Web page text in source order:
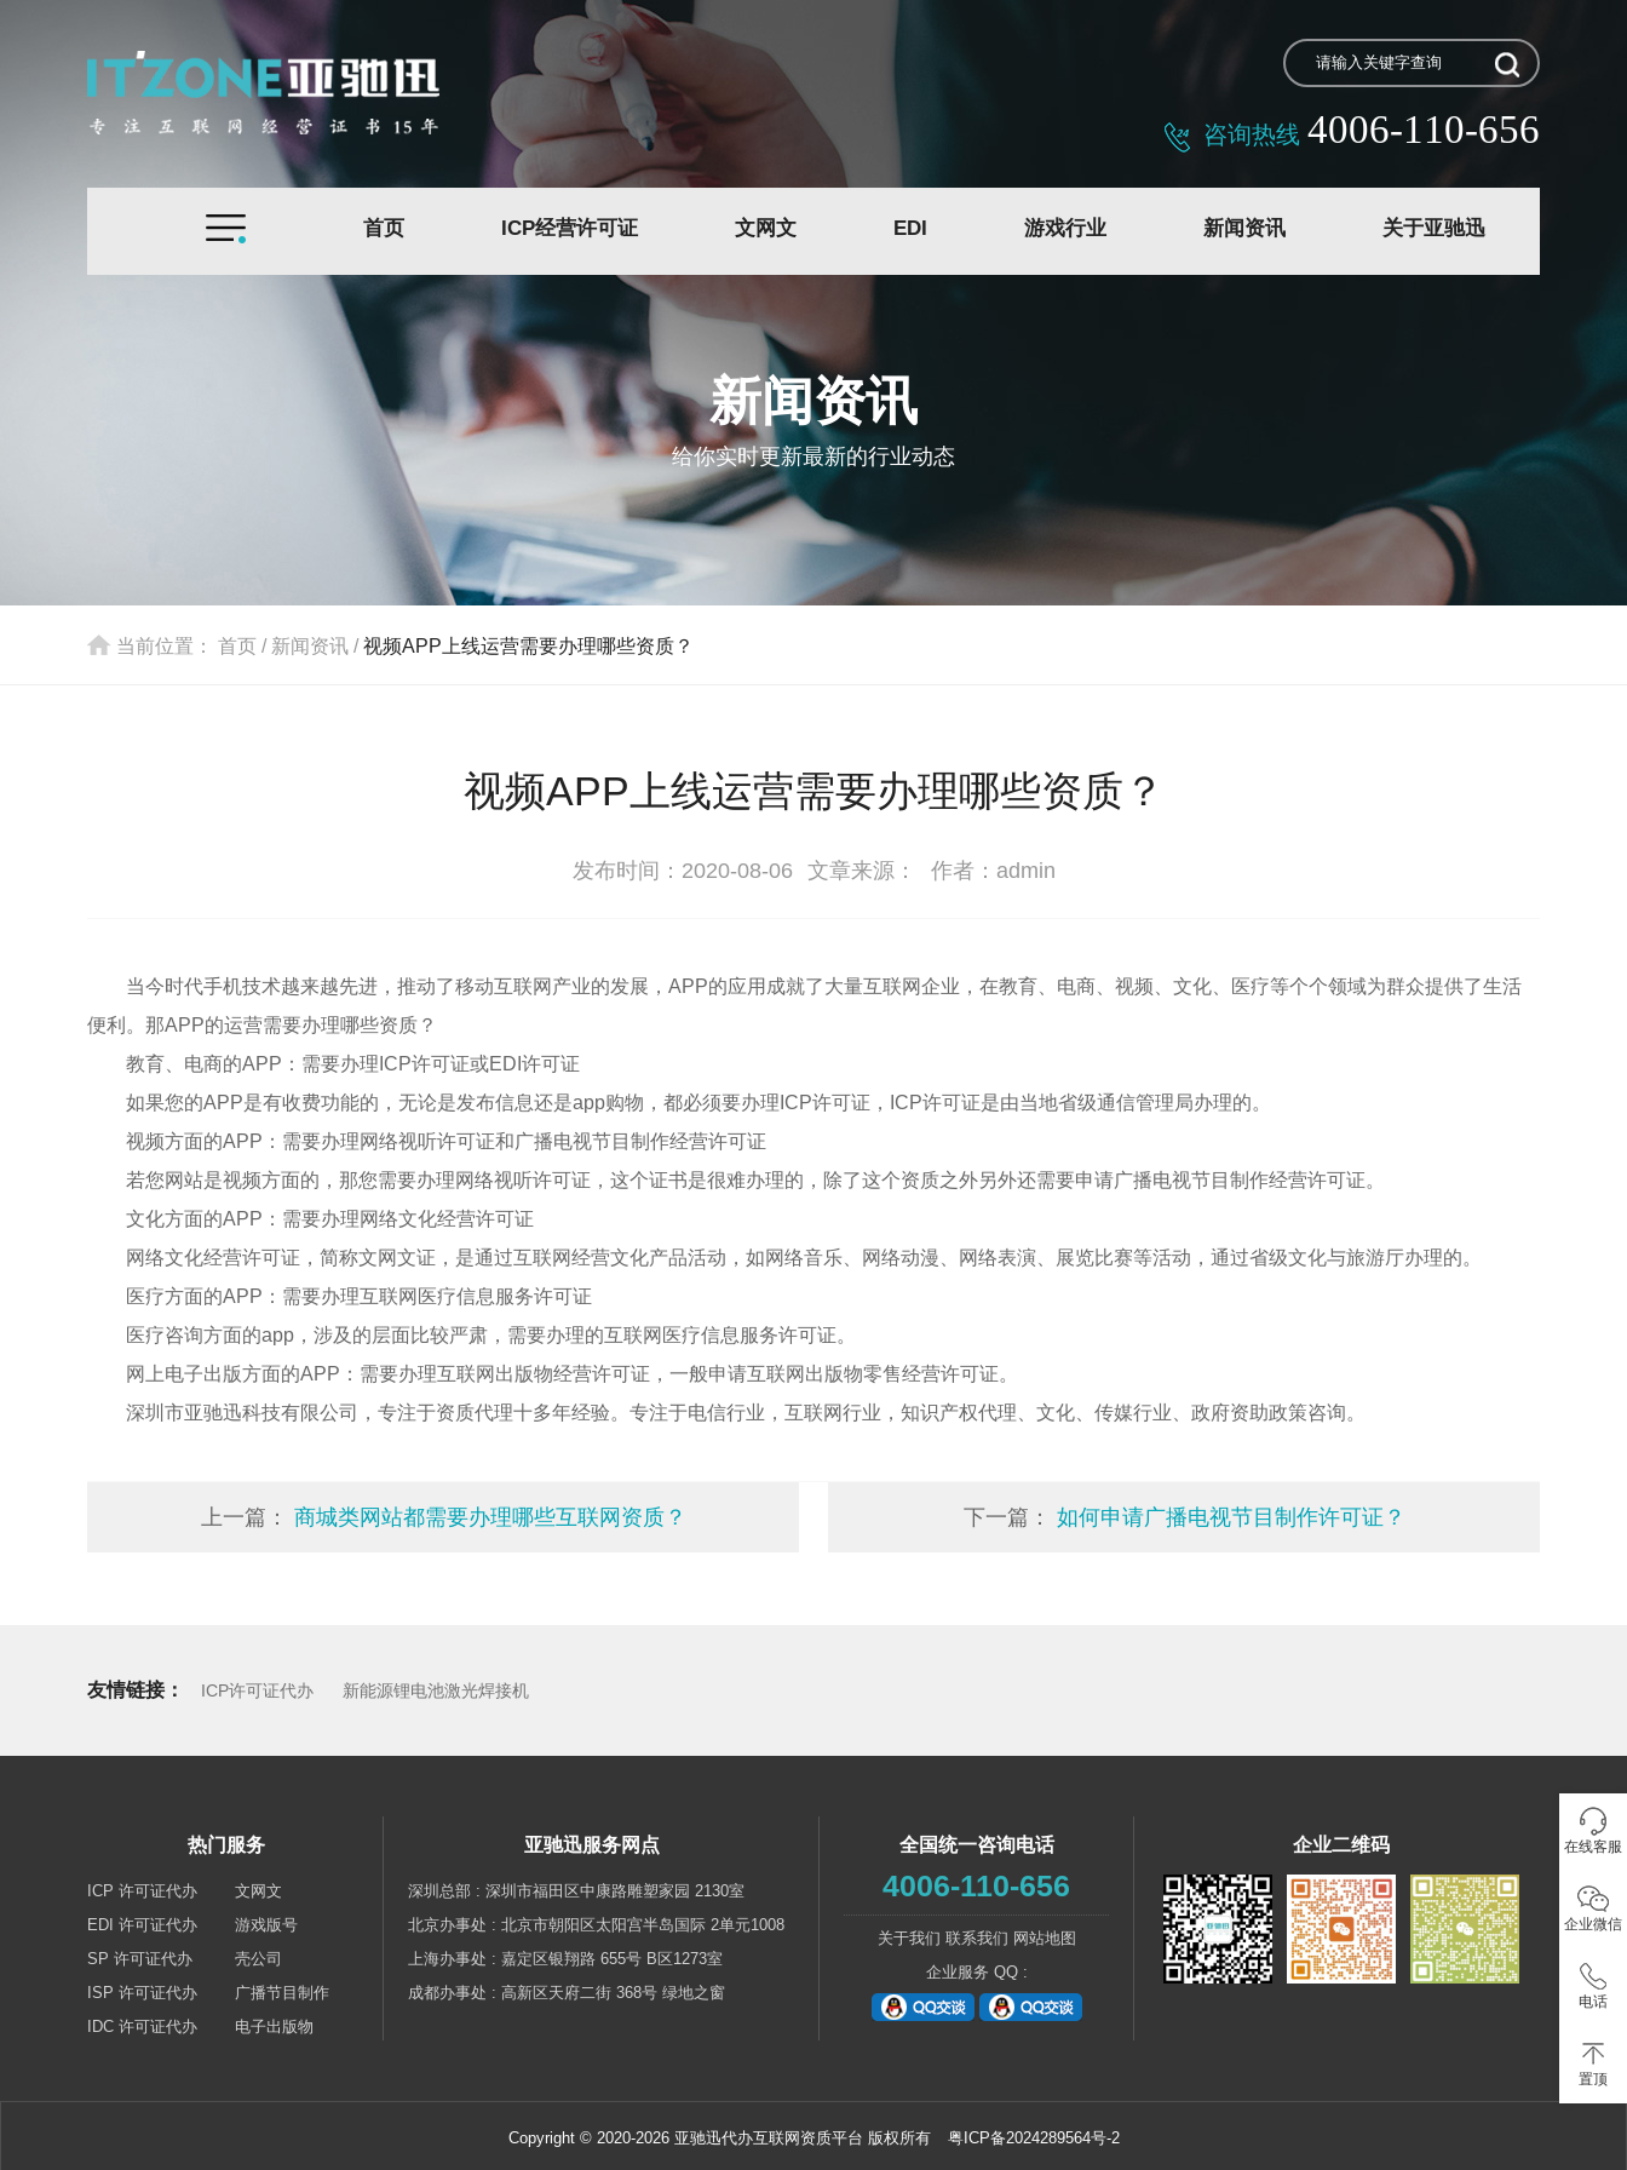
咨询热线 4006-110-656
首页 ICP经营许可证 文网文 EDI 游戏行业 新闻资讯 关于亚驰迅
新闻资讯
给你实时更新最新的行业动态
当前位置： 首页 / 新闻资讯 / 视频APP上线运营需要办理哪些资质？
视频APP上线运营需要办理哪些资质？
发布时间：2020-08-06 文章来源： 作者：admin
当今时代手机技术越来越先进，推动了移动互联网产业的发展，APP的应用成就了大量互联网企业，在教育、电商、视频、文化、医疗等个个领域为群众提供了生活
便利。那APP的运营需要办理哪些资质？
教育、电商的APP：需要办理ICP许可证或EDI许可证
如果您的APP是有收费功能的，无论是发布信息还是app购物，都必须要办理ICP许可证，ICP许可证是由当地省级通信管理局办理的。
视频方面的APP：需要办理网络视听许可证和广播电视节目制作经营许可证
若您网站是视频方面的，那您需要办理网络视听许可证，这个证书是很难办理的，除了这个资质之外另外还需要申请广播电视节目制作经营许可证。
文化方面的APP：需要办理网络文化经营许可证
网络文化经营许可证，简称文网文证，是通过互联网经营文化产品活动，如网络音乐、网络动漫、网络表演、展览比赛等活动，通过省级文化与旅游厅办理的。
医疗方面的APP：需要办理互联网医疗信息服务许可证
医疗咨询方面的app，涉及的层面比较严肃，需要办理的互联网医疗信息服务许可证。
网上电子出版方面的APP：需要办理互联网出版物经营许可证，一般申请互联网出版物零售经营许可证。
深圳市亚驰迅科技有限公司，专注于资质代理十多年经验。专注于电信行业，互联网行业，知识产权代理、文化、传媒行业、政府资助政策咨询。
上一篇： 商城类网站都需要办理哪些互联网资质？ 下一篇： 如何申请广播电视节目制作许可证？
友情链接： ICP许可证代办 新能源锂电池激光焊接机
热门服务
ICP 许可证代办
文网文
EDI 许可证代办
游戏版号
SP 许可证代办
壳公司
ISP 许可证代办
广播节目制作
IDC 许可证代办
电子出版物
亚驰迅服务网点
深圳总部 : 深圳市福田区中康路雕塑家园 2130室
北京办事处 : 北京市朝阳区太阳宫半岛国际 2单元1008
上海办事处 : 嘉定区银翔路 655号 B区1273室
成都办事处 : 高新区天府二街 368号 绿地之窗
全国统一咨询电话
4006-110-656
关于我们 联系我们 网站地图
企业服务 QQ :
企业二维码
Copyright © 2020-2026 亚驰迅代办互联网资质平台 版权所有 粤ICP备2024289564号-2
在线客服
企业微信
电话
置顶